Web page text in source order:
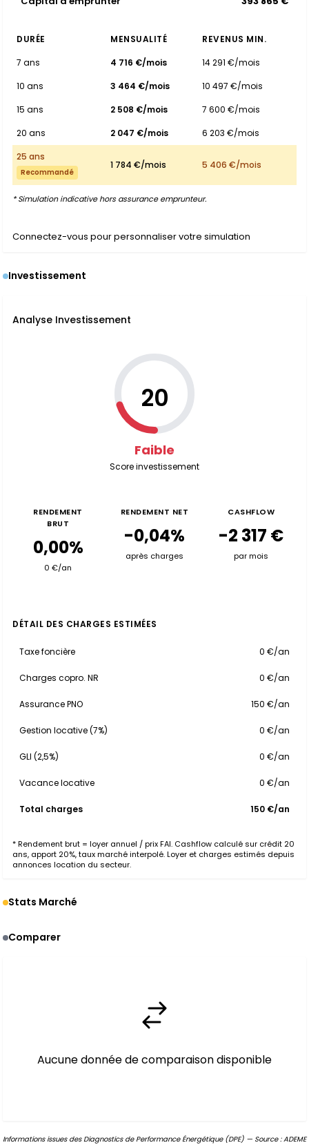
DURÉE MENSUALITÉ
REVENUS MIN.
7 ans
4 716 €/mois
14 291 €/mois
10 ans
3 464 €/mois
10 497 €/mois
15 ans
2 508 €/mois
7 600 €/mois
20 ans
2 047 €/mois
6 203 €/mois
25 ans
Recommandé
1 784 €/mois 5 406 €/mois
* Simulation indicative hors assurance emprunteur.
Connectez-vous pour personnaliser votre simulation
Investissement
Analyse Investissement
20
Faible
Score investissement
RENDEMENT
BRUT
0,00%
0 €/an
RENDEMENT NET
-0,04%
après charges
CASHFLOW
-2 317 €
par mois
DÉTAIL DES CHARGES ESTIMÉES
Taxe foncière 0 €/an
Charges copro. NR 0 €/an
Assurance PNO 150 €/an
Gestion locative (7%) 0 €/an
GLI (2,5%) 0 €/an
Vacance locative 0 €/an
Total charges 150 €/an
* Rendement brut = loyer annuel / prix FAI. Cashflow calculé sur crédit 20
ans, apport 20%, taux marché interpolé. Loyer et charges estimés depuis
annonces location du secteur.
Stats Marché
Comparer
Aucune donnée de comparaison disponible
Informations issues des Diagnostics de Performance Énergétique (DPE) — Source : ADEME